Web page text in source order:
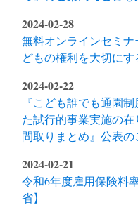
2024-02-28
無料オンラインセミ
どもの権利を大切に
2024-02-22
『こども誰でも通園
た試行的事業実施の
間取りまとめ』公表の
2024-02-21
令和6年度雇用保険料
省】